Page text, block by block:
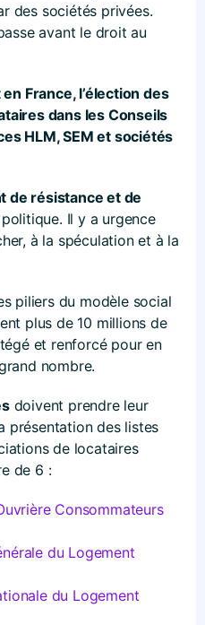
des sociétés privées.
avant le droit au
France, l’élection des
dans les Conseils
HLM, SEM et sociétés
de résistance et de
Il y a urgence
à la spéculation et à la
piliers du modèle social
plus de 10 millions de
et renforcé pour en
nombre.
doivent prendre leur
présentation des listes
de locataires
de 6 :
Consommateurs
du Logement
du Logement